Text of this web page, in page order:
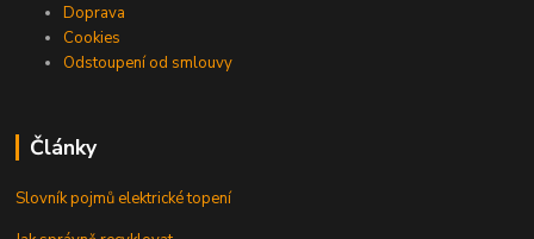
Doprava
Cookies
Odstoupení od smlouvy
Články
Slovník pojmů elektrické topení